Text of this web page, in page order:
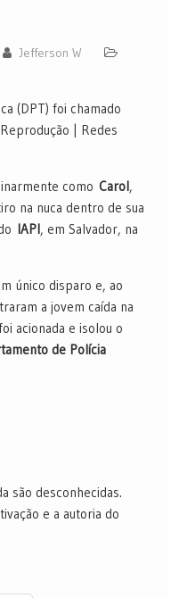
Jefferson W
(DPT) foi chamado
| Redes
como Carol,
na nuca dentro de sua
IAPI, em Salvador, na
único disparo e, ao
a jovem caída na
acionada e isolou o
de Polícia
são desconhecidas.
e a autoria do